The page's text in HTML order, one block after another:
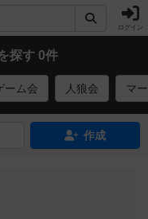
ログイン
探す 0件
ーム会 人狼会 マ
作成